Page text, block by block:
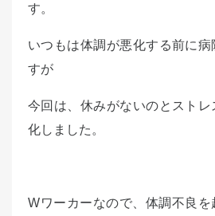
す。
いつもは体調が悪化する前に
すが
今回は、休みがないのとスト
化しました。
Wワーカーなので、体調不良